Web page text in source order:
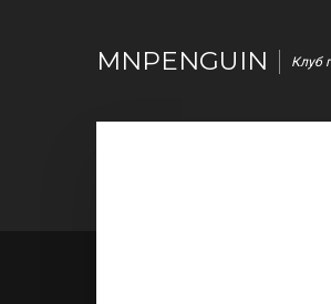
MNPENGUIN Клуб